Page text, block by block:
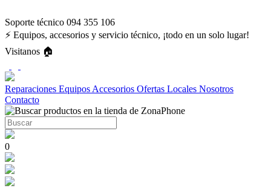
Soporte técnico 094 355 106
⚡ Equipos, accesorios y servicio técnico, ¡todo en un solo lugar!
Visitanos 🏠
Reparaciones Equipos Accesorios Ofertas Locales Nosotros
Contacto
0